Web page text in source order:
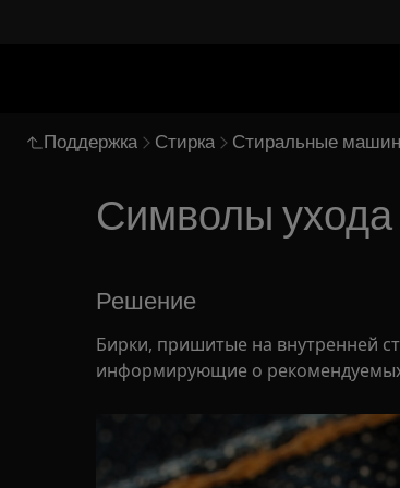
Поддержка Стирка Стиральные
Символы ухода
Решение
Бирки, пришитые на внутренней
информирующие о рекомендуемых